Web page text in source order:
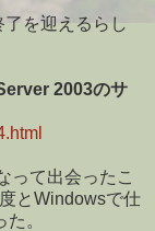
を迎えるらし
2003のサ
って出会ったこ
とWindowsで仕
。